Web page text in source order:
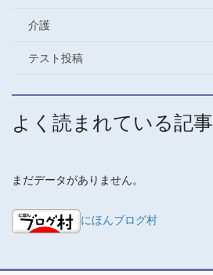
介護
テスト投稿
よく読まれている記事
まだデータがありません。
にほんブログ村